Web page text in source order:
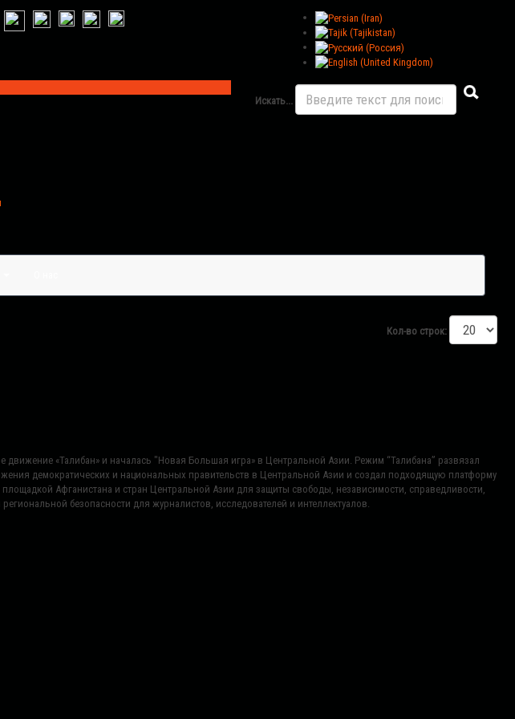
Искать...
Кол-во строк:
движение «Талибан» и началась "Новая Большая игра» в Центральной Азии. Режим “Талибана” развязал
демократических и национальных правительств в Центральной Азии и создал подходящую платформу
Афганистана и стран Центральной Азии для защиты свободы, независимости, справедливости,
безопасности для журналистов, исследователей и интеллектуалов.